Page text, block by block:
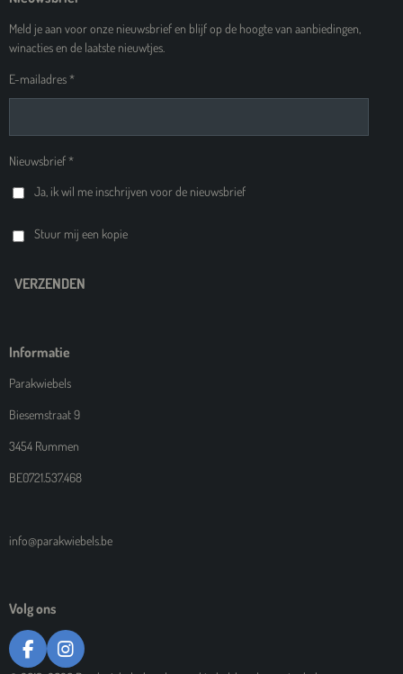
Meld je aan voor onze nieuwsbrief en blijf op de hoogte van aanbiedingen,
winacties en de laatste nieuwtjes.
E-mailadres *
Nieuwsbrief *
Ja, ik wil me inschrijven voor de nieuwsbrief
Stuur mij een kopie
VERZENDEN
Informatie
Parakwiebels
Biesemstraat 9
3454 Rummen
BE0721.537.468
info@parakwiebels.be
Volg ons
F
I